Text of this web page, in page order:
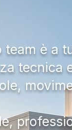
è a
tecnica